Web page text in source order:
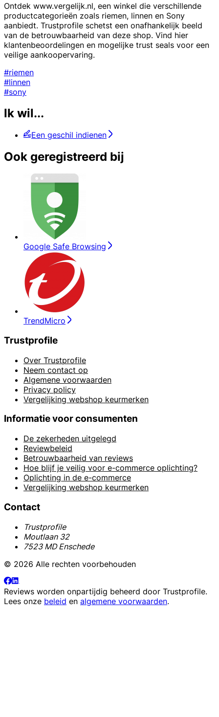
Ontdek www.vergelijk.nl, een winkel die verschillende
productcategorieën zoals riemen, linnen en Sony
aanbiedt. Trustprofile schetst een onafhankelijk beeld
van de betrouwbaarheid van deze shop. Vind hier
klantenbeoordelingen en mogelijke trust seals voor een
veilige aankoopervaring.
#riemen
#linnen
#sony
Ik wil...
Een geschil indienen
Ook geregistreerd bij
Google Safe Browsing
TrendMicro
Trustprofile
Over Trustprofile
Neem contact op
Algemene voorwaarden
Privacy policy
Vergelijking webshop keurmerken
Informatie voor consumenten
De zekerheden uitgelegd
Reviewbeleid
Betrouwbaarheid van reviews
Hoe blijf je veilig voor e-commerce oplichting?
Oplichting in de e-commerce
Vergelijking webshop keurmerken
Contact
Trustprofile
Moutlaan 32
7523 MD Enschede
© 2026 Alle rechten voorbehouden
Reviews worden onpartijdig beheerd door Trustprofile.
Lees onze beleid en algemene voorwaarden.